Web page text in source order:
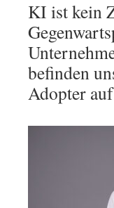
KI ist kein
befinden
Adopter